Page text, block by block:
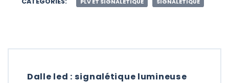
PLV ET SIGNALÉTIQUE SIGNALÉTIQUE
Dalle led : signalétique lumineuse